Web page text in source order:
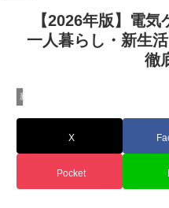
【2026年版】電気
一人暮らし・新生
徹
新着
X
Pocket